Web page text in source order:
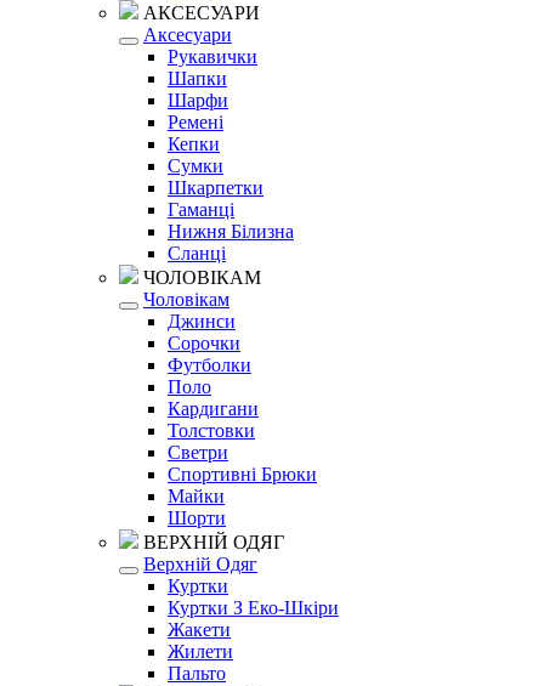
АКСЕСУАРИ
Аксесуари
Рукавички
Шапки
Шарфи
Ремені
Кепки
Сумки
Шкарпетки
Гаманці
Нижня Білизна
Сланці
ЧОЛОВІКАМ
Чоловікам
Джинси
Сорочки
Футболки
Поло
Кардигани
Толстовки
Светри
Спортивні Брюки
Майки
Шорти
ВЕРХНІЙ ОДЯГ
Верхній Одяг
Куртки
Куртки З Еко-Шкіри
Жакети
Жилети
Пальто